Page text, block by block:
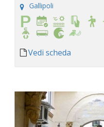
Gallipoli
Vedi scheda